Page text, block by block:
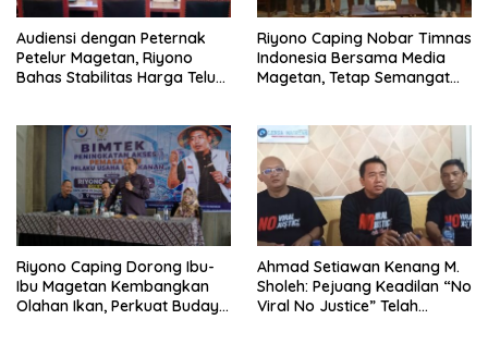
Audiensi dengan Peternak
Petelur Magetan, Riyono
Bahas Stabilitas Harga Telur
Riyono Caping Nobar Timnas
Indonesia Bersama Media
Magetan, Tetap Semangat
Riyono Caping Dorong Ibu-
Ibu Magetan Kembangkan
Olahan Ikan, Perkuat Budaya
Ahmad Setiawan Kenang M.
Sholeh: Pejuang Keadilan “No
Viral No Justice” Telah